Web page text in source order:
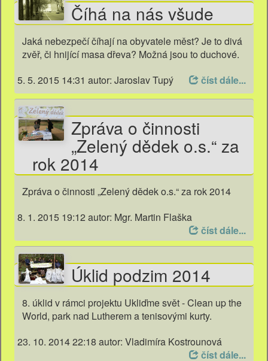
Číhá na nás všude
Jaká nebezpečí číhají na obyvatele měst? Je to divá
zvěř, či hnijící masa dřeva? Možná jsou to duchové.
5. 5. 2015 14:31 autor: Jaroslav Tupý číst dále...
Zpráva o činnosti
„Zelený dědek o.s.“ za
rok 2014
Zpráva o činnosti „Zelený dědek o.s.“ za rok 2014
8. 1. 2015 19:12 autor: Mgr. Martin Flaška
číst dále...
Úklid podzim 2014
8. úklid v rámci projektu Ukliďme svět - Clean up the
World, park nad Lutherem a tenisovými kurty.
23. 10. 2014 22:18 autor: Vladimíra Kostrounová
číst dále...